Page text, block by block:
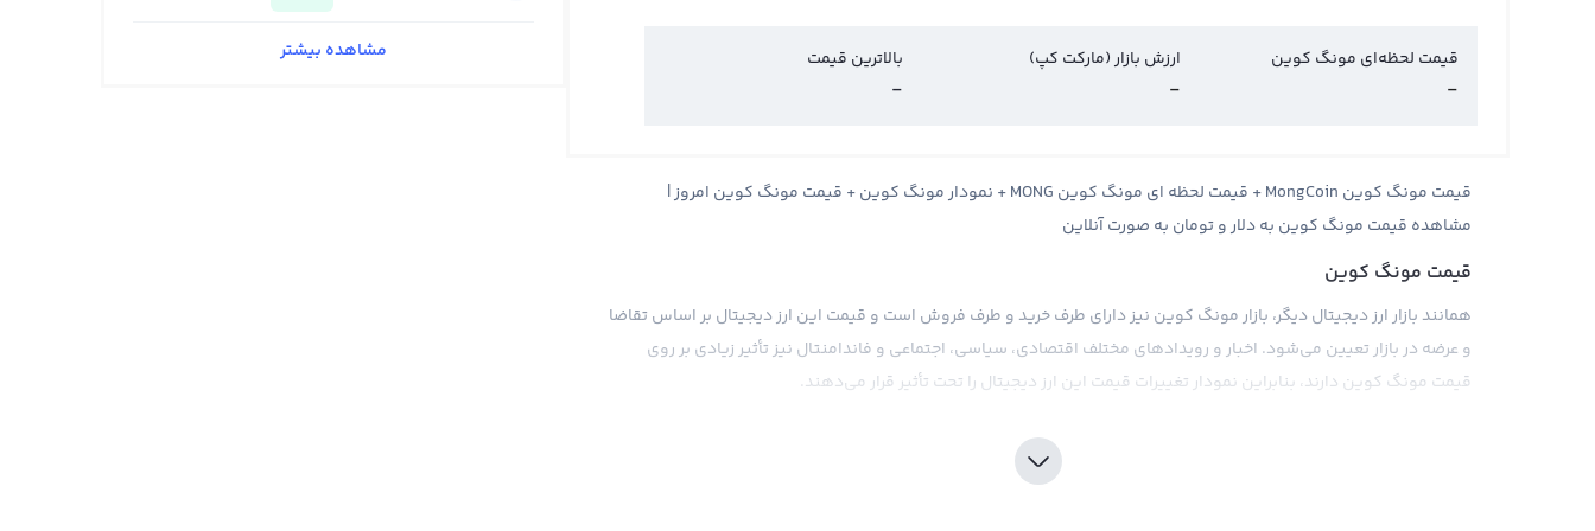
قیمت لحظه‌ای مونگ کوین
-
ارزش بازار (مارکت کپ)
-
بالاترین قیمت
-
قیمت مونگ کوین MongCoin + قیمت لحظه ای مونگ کوین MONG + نمودار مونگ کوین + قیمت مونگ کوین امروز |
مشاهده قیمت مونگ کوین به دلار و تومان به صورت آنلاین
قیمت مونگ کوین
همانند بازار ارز دیجیتال دیگر، بازار مونگ کوین نیز دارای طرف خرید و طرف فروش است و قیمت این ارز دیجیتال بر اساس تقاضا
و عرضه در بازار تعیین می‌شود. اخبار و رویدادهای مختلف اقتصادی، سیاسی، اجتماعی و فاندامنتال نیز تأثیر زیادی بر روی
قیمت مونگ کوین دارند، بنابراین نمودار تغییرات قیمت این ارز دیجیتال را تحت تأثیر قرار می‌دهند.
می‌شود. همچنین، برخی ارزهای دیجیتال مثل تتر و اتریوم نیز قیمت مونگ کوین را در صرافی‌های بین‌المللی محاسبه می‌کنند،
مشاهده بیشتر